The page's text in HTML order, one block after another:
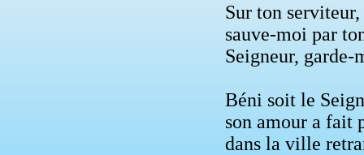
Sur ton
sauve-moi par
Seigneur,
Béni soit le
son amour a fait
dans la ville